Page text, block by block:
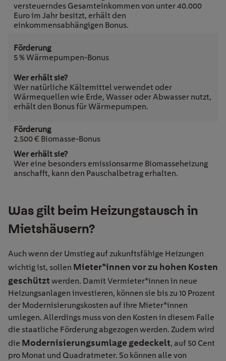
versteuerndes Gesamteinkommen von unter 40.000
Euro im Jahr besitzt, erhält den
einkommensabhängigen Bonus.
5 % Wärmepumpen-Bonus
Wer natürliche Kältemittel verwendet oder
Wärmequellen wie Erde, Wasser oder Abwasser nutzt,
erhält den Bonus fürWärmepumpen.
2.500 € Biomasse-Bonus
Wer eine besonders emissionsarme Biomasseheizung
anschafft, kann den Pauschalbetrag erhalten.
Was gilt beim Heizungstausch in
Mietshäusern?
Auch wenn der Umstieg auf zukunftsfähige Heizungen
wichtig ist, sollen Mieter*innen vor zu hohen Kosten
geschützt werden. Damit Vermieter*innen in neue
Heizungsanlagen investieren, können sie bis zu 10 Prozent
der Modernisierungskosten auf ihre Mieter*innen
umlegen. Allerdings muss von den Kosten in diesem Falle
die staatliche Förderung abgezogen werden. Zudem wird
die Modernisierungsumlage gedeckelt, auf 50 Cent
pro Monat und Quadratmeter. So können alle von